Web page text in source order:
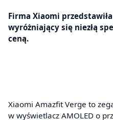
Firma Xiaomi
wyróżniający się niezłą
ceną.
Xiaomi Amazfit Verge to
w wyświetlacz AMOLED o